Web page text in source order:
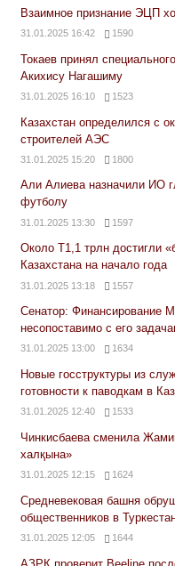
Взаимное признание ЭЦП
31.01.2025 16:42 1590
Токаев принял
Акихису Нагашиму
31.01.2025 16:10 1523
Казахстан определился с
строителей АЭС
31.01.2025 15:20 1800
Али Алиева назначили ИО
футболу
31.01.2025 13:30 1597
Около Т1,1 трлн достигли
Казахстана на начало года
31.01.2025 13:18 1557
Сенатор: Финансирование
несопоставимо с его
31.01.2025 13:00 1634
Новые госструктуры из
готовности к паводкам в
31.01.2025 12:40 1533
Чинкисбаева сменила
халқына»
31.01.2025 12:15 1624
Средневековая башня
общественников в
31.01.2025 12:05 1644